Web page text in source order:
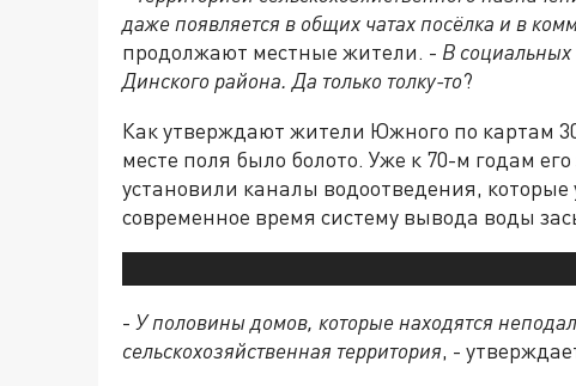
даже появляется в общих чатах посёлка и в
продолжают местные жители. - В социальных
Динского района. Да только толку-то?
Как утверждают жители Южного по картам
месте поля было болото. Уже к 70-м годам
установили каналы водоотведения,
современное время систему вывода воды
- У половины домов, которые находятся
сельскохозяйственная территория, -